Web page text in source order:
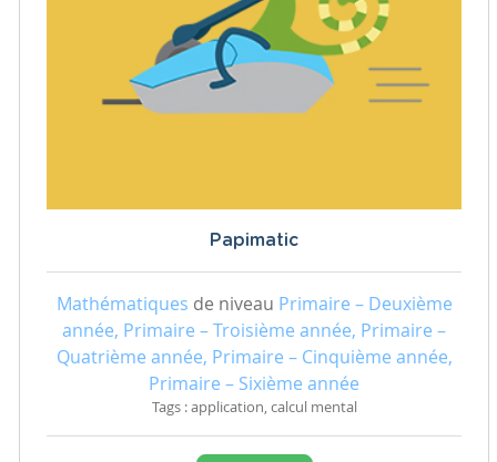
Papimatic
Mathématiques de niveau Primaire – Deuxième
année, Primaire – Troisième année, Primaire –
Quatrième année, Primaire – Cinquième année,
Primaire – Sixième année
Tags : application, calcul mental